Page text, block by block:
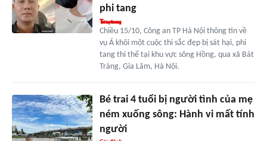
phi tang
Chiều 15/10, Công an TP Hà Nội thông tin về
vụ Á khôi một cuộc thi sắc đẹp bị sát hại, phi
tang thi thể tại khu vực sông Hồng, qua xã Bát
Tràng, Gia Lâm, Hà Nội.
Bé trai 4 tuổi bị người tình của mẹ
ném xuống sông: Hành vi mất tính
người